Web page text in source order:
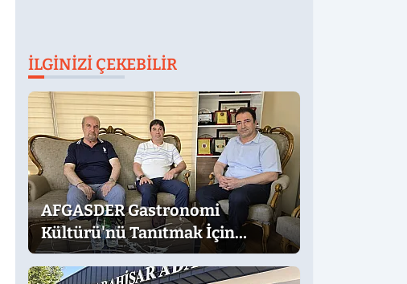
İLGINIZI ÇEKEBILIR
AFGASDER Gastronomi
Kültürü'nü Tanıtmak İçin
Çalışıyor